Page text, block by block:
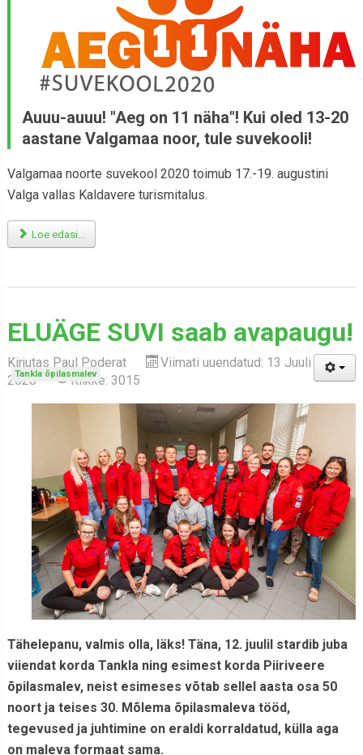
Auuu-auuu! "Aeg on 11 näha"! Kui oled 13-20
aastane Valgamaa noor, tule suvekooli!
Valgamaa noorte suvekool 2020 toimub 17.-19. augustini
Valga vallas Kaldavere turismitalus.
Loe edasi...
ELUÄGE SUVI saab avapaugu!
Kirjutas Paul Poderat
Viimati uuendatud: 13 Juuli
2020
Klikke: 3015
Tankla õpilasmalev
Tähelepanu, valmis olla, läks! Täna, 12. juulil stardib juba
viiendat korda Tankla ning esimest korda Piiriveere
õpilasmalev, neist esimeses võtab sellel aasta osa 50
noort ja teises 30. Mõlema õpilasmaleva tööd,
tegevused ja juhtimine on eraldi korraldatud, külla aga
on maleva formaat sama.